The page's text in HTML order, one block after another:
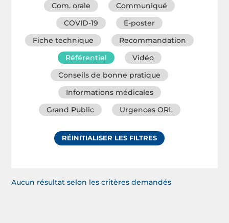
Com. orale
Communiqué
COVID-19
E-poster
Fiche technique
Recommandation
Référentiel
Vidéo
Conseils de bonne pratique
Informations médicales
Grand Public
Urgences ORL
RÉINITIALISER LES FILTRES
Aucun résultat selon les critères demandés